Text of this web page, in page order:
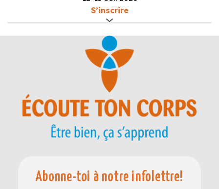
S’inscrire
Colombe Brisebois
Ecoute Ton Corps
Téléphone : 1-800-361-3834
Courriel : info@ecoutetoncorps.com
Abonne-toi à notre infolettre!